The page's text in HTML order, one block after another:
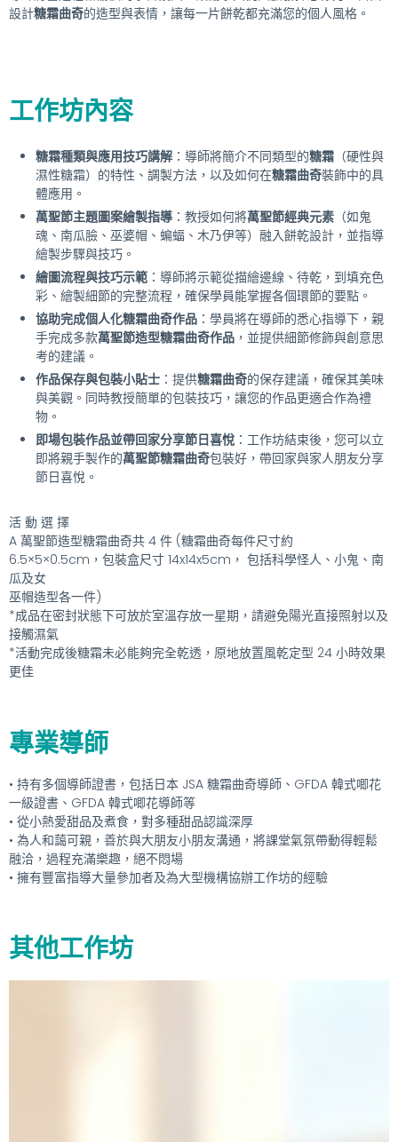
設計糖霜曲奇的造型與表情，讓每一片餅乾都充滿您的個人風格。
工作坊內容
糖霜種類與應用技巧講解 ：導師將簡介不同類型的糖霜 （硬性與
濕性糖霜）的特性、調製方法，以及如何在糖霜曲奇裝飾中的具
體應用。
萬聖節主題圖案繪製指導 ：教授如何將萬聖節經典元素 （如鬼
魂、南瓜臉、巫婆帽、蝙蝠、木乃伊等）融入餅乾設計，並指導
繪製步驟與技巧。
繪圖流程與技巧示範 ：導師將示範從描繪邊線、待乾，到填充色
彩、繪製細節的完整流程，確保學員能掌握各個環節的要點。
協助完成個人化糖霜曲奇作品 ：學員將在導師的悉心指導下，親
手完成多款萬聖節造型糖霜曲奇作品 ，並提供細節修飾與創意思
考的建議。
作品保存與包裝小貼士 ：提供糖霜曲奇的保存建議，確保其美味
與美觀。同時教授簡單的包裝技巧，讓您的作品更適合作為禮
物。
即場包裝作品並帶回家分享節日喜悅 ：工作坊結束後，您可以立
即將親手製作的萬聖節糖霜曲奇包裝好，帶回家與家人朋友分享
節日喜悅。
活 動 選 擇
A 萬聖節造型糖霜曲奇共 4 件 (糖霜曲奇每件尺寸約
6.5×5×0.5cm，包裝盒尺寸 14x14x5cm， 包括科學怪人、小鬼、南
瓜及女
巫帽造型各一件)
*成品在密封狀態下可放於室溫存放一星期，請避免陽光直接照射以及
接觸濕氣
*活動完成後糖霜未必能夠完全乾透，原地放置風乾定型 24 小時效果
更佳
專業導師
• 持有多個導師證書，包括日本 JSA 糖霜曲奇導師、GFDA 韓式唧花
一級證書、GFDA 韓式唧花導師等
• 從小熱愛甜品及煮食，對多種甜品認識深厚
• 為人和藹可親，善於與大朋友小朋友溝通，將課堂氣氛帶動得輕鬆
融洽，過程充滿樂趣，絕不悶場
• 擁有豐富指導大量參加者及為大型機構協辦工作坊的經驗
其他工作坊